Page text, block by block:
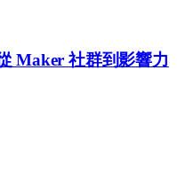
Maker 社群到影響力